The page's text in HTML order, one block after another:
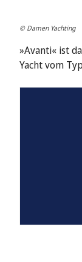
© Damen Yachting
»Avanti« ist
Yacht vom